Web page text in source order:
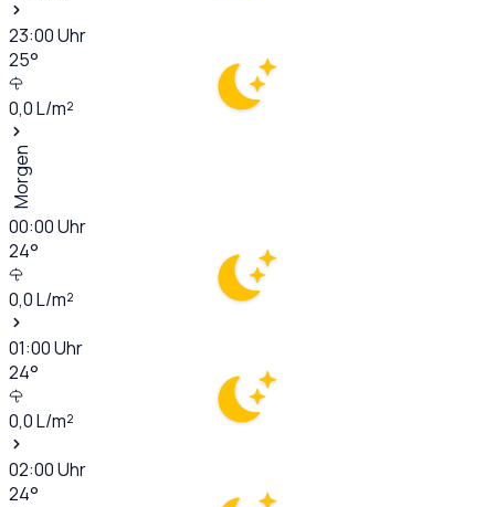
23:00Uhr
25°
0,0L/m²
Morgen
00:00Uhr
24°
0,0L/m²
01:00Uhr
24°
0,0L/m²
02:00Uhr
24°